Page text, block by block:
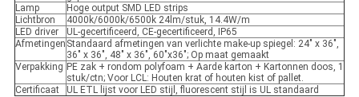
Lamp
Hoge output SMD LED strips
Lichtbron
4000k/6000k/6500k 24lm/stuk, 14.4W/m
LED driver
UL-gecertificeerd, CE-gecertificeerd, IP65
Afmetingen Standaard afmetingen van verlichte make-up spiegel: 24" x 36",
36" x 36", 48" x 36", 60"x36"; Op maat gemaakt
Verpakking PE zak + rondom polyfoam + Aarde karton + Kartonnen doos, 1
stuk/ctn; Voor LCL: Houten krat of houten kist of pallet.
Certificaat
UL ETL lijst voor LED stijl, fluorescent stijl is UL standaard